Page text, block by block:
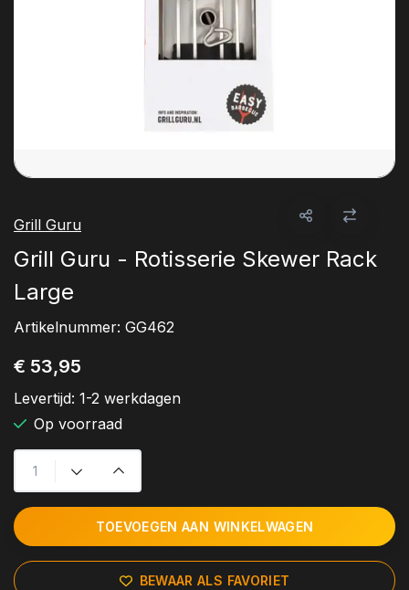
Grill Guru
Grill Guru - Rotisserie Skewer Rack
Large
Artikelnummer: GG462
€ 53,95
Levertijd: 1-2 werkdagen
Op voorraad
TOEVOEGEN AAN WINKELWAGEN
BEWAAR ALS FAVORIET